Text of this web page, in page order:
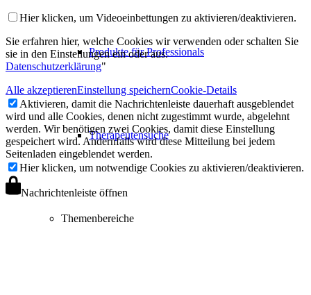
Produkte für Professionals
Therapeutensuche
Themenbereiche
Hier klicken, um Videoeinbettungen zu aktivieren/deaktivieren.
Sie erfahren hier, welche Cookies wir verwenden oder schalten Sie
sie in den Einstellungen ein oder aus.
Datenschutzerklärung"
Alle akzeptierenEinstellung speichernCookie-Details
Aktivieren, damit die Nachrichtenleiste dauerhaft ausgeblendet
wird und alle Cookies, denen nicht zugestimmt wurde, abgelehnt
werden. Wir benötigen zwei Cookies, damit diese Einstellung
gespeichert wird. Andernfalls wird diese Mitteilung bei jedem
Seitenladen eingeblendet werden.
Hier klicken, um notwendige Cookies zu aktivieren/deaktivieren.
Nachrichtenleiste öffnen